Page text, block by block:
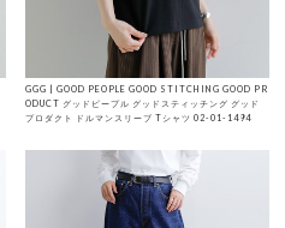
GGG | GOOD PEOPLE GOOD STITCHING GOOD PR
ODUCT グッドピープル グッドスティッチング グッド
プロダクト ドルマンスリーブ Tシャツ 02-01-1494